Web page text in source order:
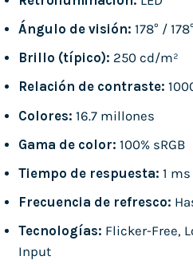
Ángulo de visión: 178° / 178°
Brillo (típico): 250 cd/m²
Relación de contraste:
Colores: 16.7 millones
Gama de color: 100% sRGB
Tiempo de respuesta: 1 ms
Frecuencia de refresco:
Tecnologías: Flicker-Free,
Input